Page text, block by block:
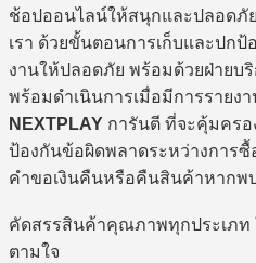
ช้อปออนไลน์ให้สนุกและปลอด
เรา ด้วยขั้นตอนการเก็บและปก
งานให้ปลอดภัย พร้อมด้วยฝ่ายบ
พร้อมดำเนินการเมื่อมีการรายง
NEXTPLAY การันตี ที่จะคุ้มคร
ป้องกันข้อผิดพลาดระหว่างการ
คำขอเงินคืนหรือคืนสินค้าหากพ
คัดสรรสินค้าคุณภาพทุกประเภ
ตามใจ